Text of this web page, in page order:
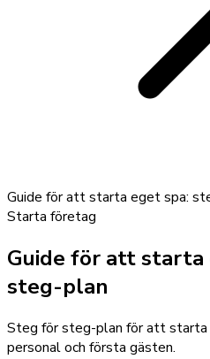
Guide för att starta eget spa:
Starta företag
Guide för att
steg-plan
Steg för steg-plan för att starta
personal och första gästen.